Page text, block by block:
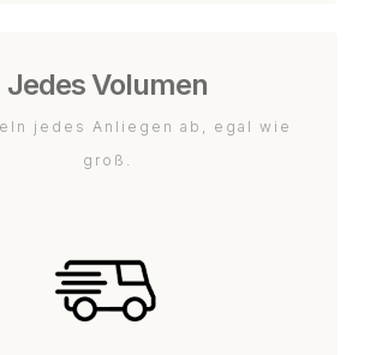
Jedes Volumen
jedes Anliegen ab, egal wie
groß.